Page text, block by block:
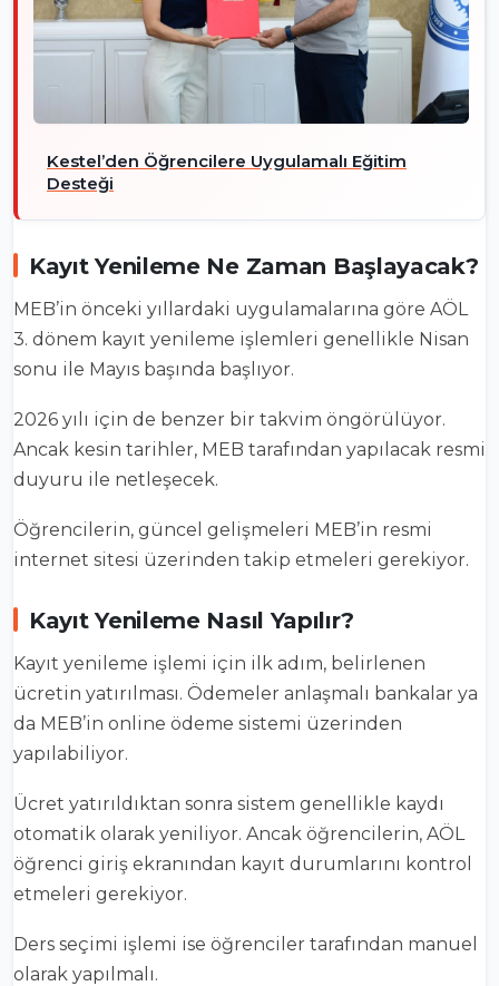
Kestel’den Öğrencilere Uygulamalı Eğitim
Desteği
Kayıt Yenileme Ne Zaman Başlayacak?
MEB’in önceki yıllardaki uygulamalarına göre AÖL
3. dönem kayıt yenileme işlemleri genellikle Nisan
sonu ile Mayıs başında başlıyor.
2026 yılı için de benzer bir takvim öngörülüyor.
Ancak kesin tarihler, MEB tarafından yapılacak resmi
duyuru ile netleşecek.
Öğrencilerin, güncel gelişmeleri MEB’in resmi
internet sitesi üzerinden takip etmeleri gerekiyor.
Kayıt Yenileme Nasıl Yapılır?
Kayıt yenileme işlemi için ilk adım, belirlenen
ücretin yatırılması. Ödemeler anlaşmalı bankalar ya
da MEB’in online ödeme sistemi üzerinden
yapılabiliyor.
Ücret yatırıldıktan sonra sistem genellikle kaydı
otomatik olarak yeniliyor. Ancak öğrencilerin, AÖL
öğrenci giriş ekranından kayıt durumlarını kontrol
etmeleri gerekiyor.
Ders seçimi işlemi ise öğrenciler tarafından manuel
olarak yapılmalı.